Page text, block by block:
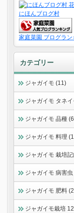
にほんブログ村
家庭菜園 ブログラン
カテゴリー
ジャガイモ (11)
ジャガイモ タネ
ジャガイモ 品種
ジャガイモ 料理
ジャガイモ 栽培
ジャガイモ 病害
ジャガイモ 肥料
ジャガイモ栽培